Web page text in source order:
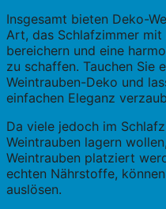
Insgesamt bieten Deko-
Art, das Schlafzimmer
bereichern und eine
zu schaffen. Tauchen Sie
Weintrauben-Deko und
einfachen Eleganz
Da viele jedoch im
Weintrauben lagern
Weintrauben platziert
echten Nährstoffe,
auslösen.